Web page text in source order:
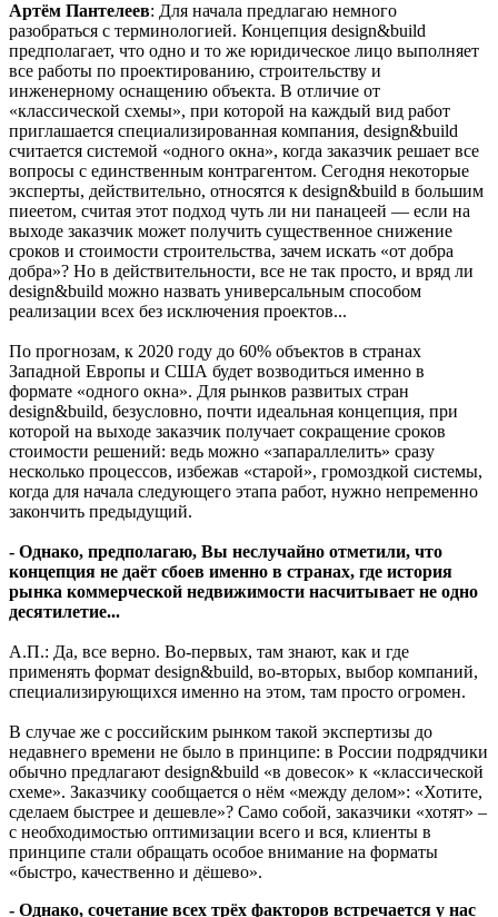
Артём Пантелеев: Для начала предлагаю немного
разобраться с терминологией. Концепция design&build
предполагает, что одно и то же юридическое лицо выполняет
все работы по проектированию, строительству и
инженерному оснащению объекта. В отличие от
«классической схемы», при которой на каждый вид работ
приглашается специализированная компания, design&build
считается системой «одного окна», когда заказчик решает все
вопросы с единственным контрагентом. Сегодня некоторые
эксперты, действительно, относятся к design&build в большим
пиеетом, считая этот подход чуть ли ни панацеей — если на
выходе заказчик может получить существенное снижение
сроков и стоимости строительства, зачем искать «от добра
добра»? Но в действительности, все не так просто, и вряд ли
design&build можно назвать универсальным способом
реализации всех без исключения проектов...
По прогнозам, к 2020 году до 60% объектов в странах
Западной Европы и США будет возводиться именно в
формате «одного окна». Для рынков развитых стран
design&build, безусловно, почти идеальная концепция, при
которой на выходе заказчик получает сокращение сроков
стоимости решений: ведь можно «запараллелить» сразу
несколько процессов, избежав «старой», громоздкой системы,
когда для начала следующего этапа работ, нужно непременно
закончить предыдущий.
- Однако, предполагаю, Вы неслучайно отметили, что
концепция не даёт сбоев именно в странах, где история
рынка коммерческой недвижимости насчитывает не одно
десятилетие...
А.П.: Да, все верно. Во-первых, там знают, как и где
применять формат design&build, во-вторых, выбор компаний,
специализирующихся именно на этом, там просто огромен.
В случае же с российским рынком такой экспертизы до
недавнего времени не было в принципе: в России подрядчики
обычно предлагают design&build «в довесок» к «классической
схеме». Заказчику сообщается о нём «между делом»: «Хотите,
сделаем быстрее и дешевле»? Само собой, заказчики «хотят» –
с необходимостью оптимизации всего и вся, клиенты в
принципе стали обращать особое внимание на форматы
«быстро, качественно и дёшево».
- Однако, сочетание всех трёх факторов встречается у нас